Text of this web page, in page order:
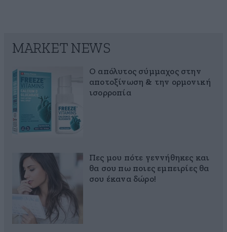
MARKET NEWS
Ο απόλυτος σύμμαχος στην
αποτοξίνωση & την ορμονική
ισορροπία
Πες μου πότε γεννήθηκες και
θα σου πω ποιες εμπειρίες θα
σου έκανα δώρο!